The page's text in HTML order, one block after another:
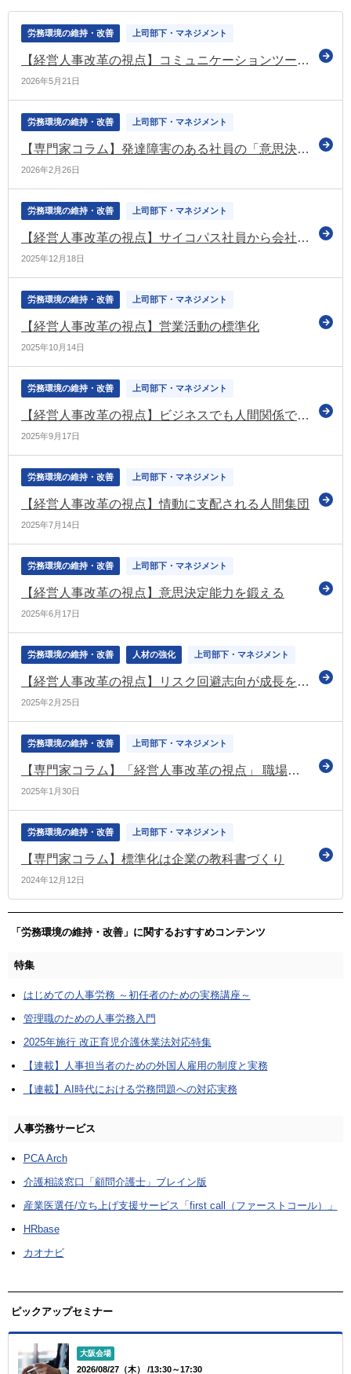
労務環境の維持・改善 上司部下・マネジメント
【経営人事改革の視点】コミュニケーションツールを活用した集団学習
2026年5月21日
労務環境の維持・改善 上司部下・マネジメント
【専門家コラム】発達障害のある社員の「意思決定」につまずく理由と、人事ができる支援
2026年2月26日
労務環境の維持・改善 上司部下・マネジメント
【経営人事改革の視点】サイコパス社員から会社を守る
2025年12月18日
労務環境の維持・改善 上司部下・マネジメント
【経営人事改革の視点】営業活動の標準化
2025年10月14日
労務環境の維持・改善 上司部下・マネジメント
【経営人事改革の視点】ビジネスでも人間関係でも共感性が欠かせない
2025年9月17日
労務環境の維持・改善 上司部下・マネジメント
【経営人事改革の視点】情動に支配される人間集団
2025年7月14日
労務環境の維持・改善 上司部下・マネジメント
【経営人事改革の視点】意思決定能力を鍛える
2025年6月17日
労務環境の維持・改善 人材の強化 上司部下・マネジメント
【経営人事改革の視点】リスク回避志向が成長を阻む
2025年2月25日
労務環境の維持・改善 上司部下・マネジメント
【専門家コラム】「経営人事改革の視点」 職場でチームを機能させるために
2025年1月30日
労務環境の維持・改善 上司部下・マネジメント
【専門家コラム】標準化は企業の教科書づくり
2024年12月12日
「労務環境の維持・改善」に関するおすすめコンテンツ
特集
はじめての人事労務 ～初任者のための実務講座～
管理職のための人事労務入門
2025年施行 改正育児介護休業法対応特集
【連載】人事担当者のための外国人雇用の制度と実務
【連載】AI時代における労務問題への対応実務
人事労務サービス
PCA Arch
介護相談窓口「顧問介護士」ブレイン版
産業医選任/立ち上げ支援サービス「first call（ファーストコール）」
HRbase
カオナビ
ピックアップセミナー
大阪会場
2026/08/27（木） /13:30～17:30